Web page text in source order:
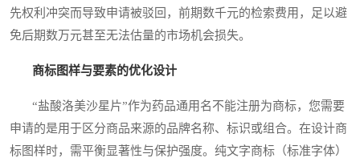
先权利冲突而导致申请被驳回，前期数千元的检索费用，足以避
免后期数万元甚至无法估量的市场机会损失。
商标图样与要素的优化设计
“盐酸洛美沙星片”作为药品通用名不能注册为商标，您需要
申请的是用于区分商品来源的品牌名称、标识或组合。在设计商
标图样时，需平衡显著性与保护强度。纯文字商标（标准字体）